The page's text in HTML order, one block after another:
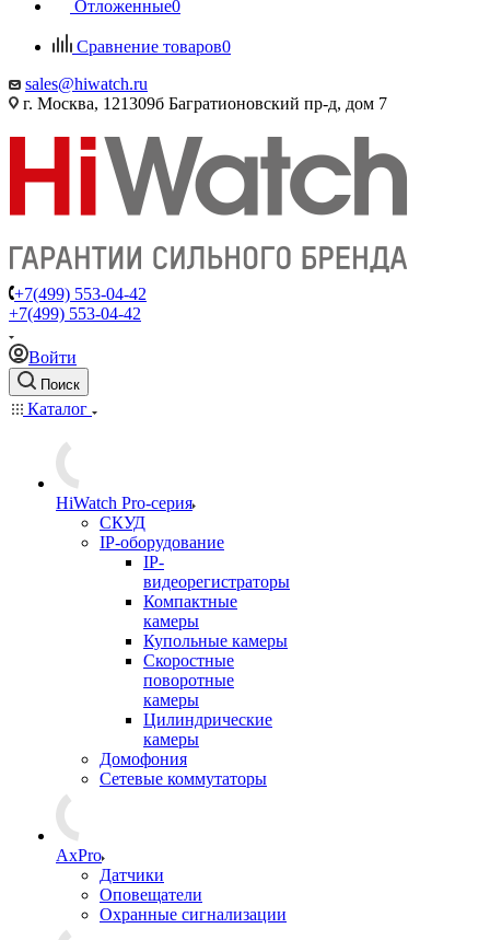
Отложенные0
Сравнение товаров0
sales@hiwatch.ru
г. Москва, 121309б Багратионовский пр-д, дом 7
+7(499) 553-04-42
+7(499) 553-04-42
Войти
Поиск
Каталог
HiWatch Pro-серия
CКУД
IP-оборудование
IP-
видеорегистраторы
Компактные
камеры
Купольные камеры
Скоростные
поворотные
камеры
Цилиндрические
камеры
Домофония
Сетевые коммутаторы
AxPro
Датчики
Оповещатели
Охранные сигнализации